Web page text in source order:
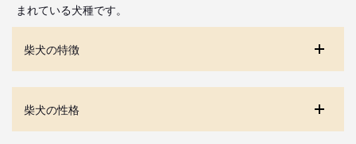
まれている犬種です。
柴犬の特徴
柴犬の性格